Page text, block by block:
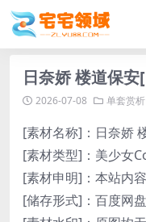
日奈娇 楼道保
2026-07-08 单套赏析
[素材名称]：日奈娇
[素材类型]：美少女
[素材申明]：本站内
[储存形式]：百度网